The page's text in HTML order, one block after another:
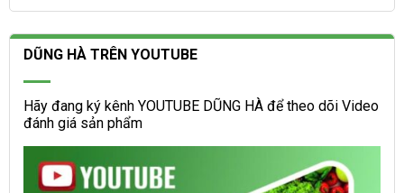
DŨNG HÀ TRÊN YOUTUBE
Hãy đang ký kênh YOUTUBE DŨNG HÀ để theo dõi Video
đánh giá sản phẩm